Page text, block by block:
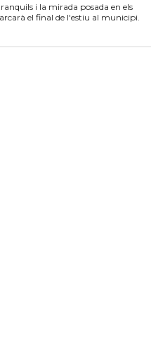
i la mirada posada en els
el final de l'estiu al municipi.